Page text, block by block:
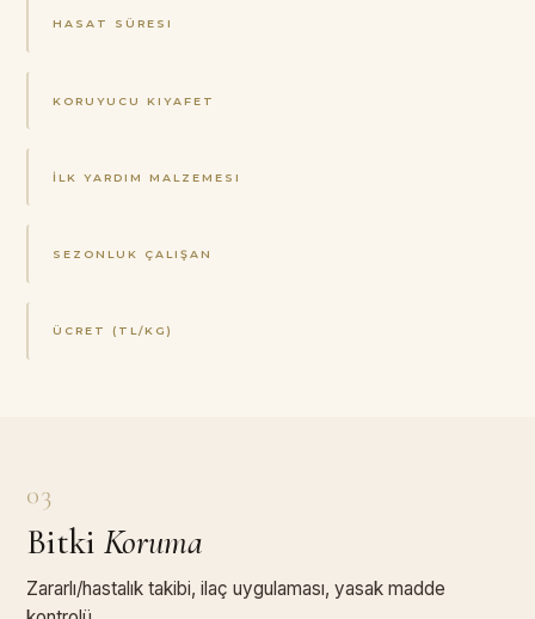
HASAT SÜRESI
KORUYUCU KIYAFET
İLK YARDIM MALZEMESI
SEZONLUK ÇALIŞAN
ÜCRET (TL/KG)
03
Bitki Koruma
Zararlı/hastalık takibi, ilaç uygulaması, yasak madde